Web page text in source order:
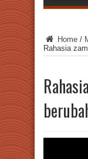
Home /
Rahasia